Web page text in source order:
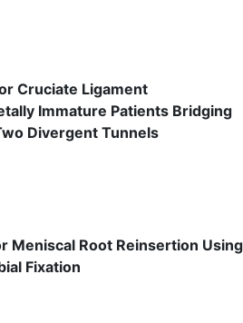
Cruciate Ligament
Immature Patients Bridging
Divergent Tunnels
Meniscal Root Reinsertion Using
Fixation